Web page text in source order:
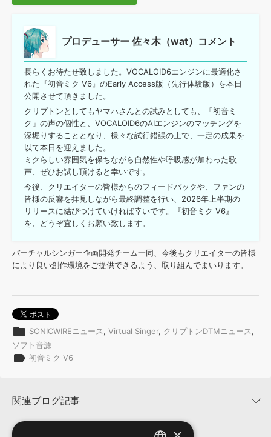
プロデューサー 佐々木（wat）コメント
長らくお待たせ致しました。VOCALOID6エンジンに最適化さ
れた『初音ミク V6』のEarly Access版（先行体験版）を本日
公開させて頂きました。
クリプトンとしてもヤマハさんとの試みとしても、「初音ミ
ク」の声の個性と、VOCALOID6のAIエンジンのマッチングを
深堀りすることとなり、様々な試行錯誤の上で、一定の成果を
以て本日を迎えました。
ミクらしい雰囲気を保ちながら自然性や呼吸感が加わった歌
声、ぜひお試し頂けると幸いです。
今後、クリエイターの皆様からのフィードバックや、ファンの
皆様の反響を拝見しながら最終調整を行い、2026年上半期の
リリースに結びつけていければ幸いです。『初音ミク V6』
を、どうぞ宜しくお願い致します。
バーチャルシンガー企画開発チーム一同、今後もクリエイターの皆様
により良い創作環境をご提供できるよう、取り組んでまいります。
folder SONICWIREニュース, Virtual Singer, クリプトンDTMニュース,
ソフト音源
label 初音ミク V6
関連ブログ記事